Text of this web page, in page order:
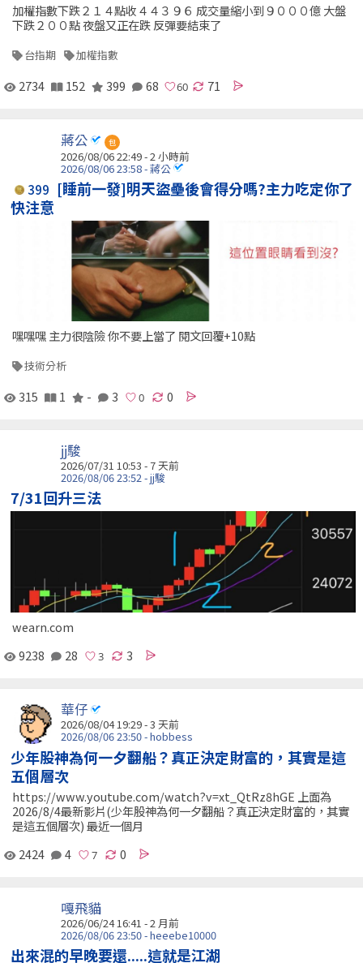
加權指數下跌２１４點收４４３９６ 成交量縮小到９０００億 大盤
下跌２００點 夜盤又正在跌 反彈要結束了
台指期 加權指數
2734 152 399 68 71
蔣公 包
2026/08/06 22:49 -2 小時前
2026/08/06 23:58 - 蔣公
399 [睡前一發]明天盜壘後會得分嗎?主力吃定你了
快注意
嘿嘿嘿 主力很陰險 你不要上當了 閱文回覆+10點
技術分析
315 1 - 3 0
jj駿
2026/07/31 10:53 - 7 天前
2026/08/06 23:52 - jj駿
7/31回升三法
wearn.com
9238
28 3
華仔
2026/08/04 19:29 - 3 天前
2026/08/06 23:50 - hobbess
少年股神為何一夕翻船？真正決定財富的，其實是這
五個層次
https://www.youtube.com/watch?v=xt_QtRz8hGE 上面為
2026/8/4最新影片(少年股神為何一夕翻船？真正決定財富的，其實
是這五個層次) 最近一個月
2424
4 0
嘎飛貓
2026/06/24 16:41 - 2 月前
2026/08/06 23:50 - heeebe10000
出來混的早晚要還.....這就是江湖